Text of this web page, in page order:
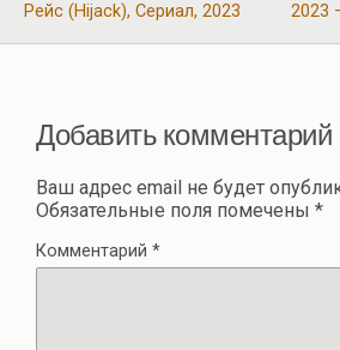
k
p
в
Рейс (Hijack), Сериал, 2023
2023
Добавить комментарий
Ваш адрес email не будет
Обязательные поля помечены *
Комментарий *